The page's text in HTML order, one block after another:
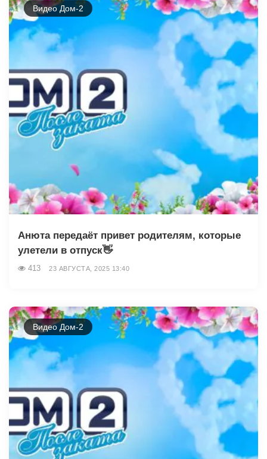
Видео Дом-2
Анюта передаёт привет родителям, которые
улетели в отпуск👋
413 23 АВГУСТА, 2025 13:40
Видео Дом-2